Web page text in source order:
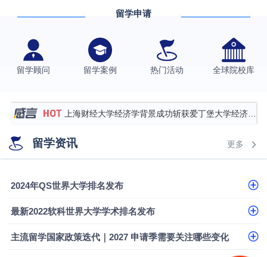
留学申请
留学顾问 留学案例 热门活动 全球院校库
格拉斯哥大学国际商务硕士录取案例
伯明翰大学数字媒体与创意产业硕士录取案例
Offer
上海财经大学经济学背景成功斩获爱丁堡大学经济学
硕士录取
数学背景的他，靠“供应链”故事敲开哥大、宾大之门
专科逆袭伦敦大学学院UCL录取案例解析
留学资讯 更多
2024年QS世界大学排名发布
最新2022软科世界大学学术排名发布
主流留学国家政策迭代｜2027 申请季需要关注哪些变化